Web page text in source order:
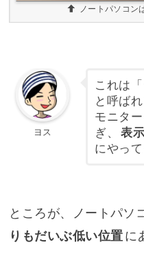
ノートパソコン
ヨス
これは「
と呼ば
モニタ
ぎ、
表
にやって
ところが、ノートパソ
りもだいぶ低い位置 に